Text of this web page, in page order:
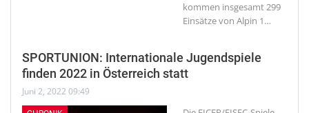
kommen insgesamt 299
Einsätze von Alpin 1…
SPORTUNION: Internationale Jugendspiele
finden 2022 in Österreich statt
Juni 2, 2022 09:49